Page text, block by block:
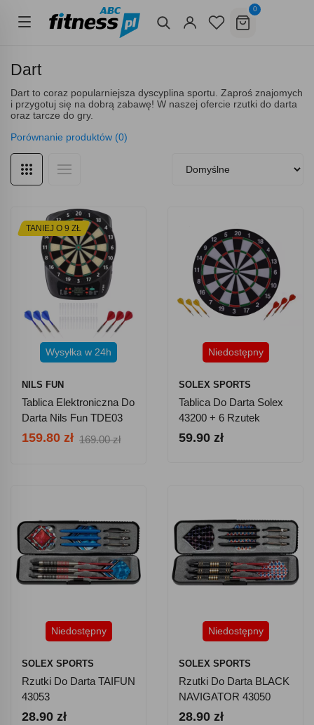
0
Dart
Dart to coraz popularniejsza dyscyplina sportu. Zaproś znajomych
i przygotuj się na dobrą zabawę! W naszej ofercie rzutki do darta
oraz tarcze do gry.
Porównanie produktów (0)
TANIEJ O 9 ZŁ
Wysyłka w 24h
NILS FUN
Tablica Elektroniczna Do
Darta Nils Fun TDE03
159.80 zł 169.00 zł
Niedostępny
SOLEX SPORTS
Tablica Do Darta Solex
43200 + 6 Rzutek
59.90 zł
Niedostępny
SOLEX SPORTS
Rzutki Do Darta TAIFUN
43053
28.90 zł
Niedostępny
SOLEX SPORTS
Rzutki Do Darta BLACK
NAVIGATOR 43050
28.90 zł